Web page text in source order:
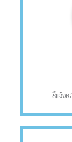
ชี้แจ้ง